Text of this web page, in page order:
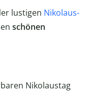
lustigen Nikolaus-
schönen
Nikolaustag